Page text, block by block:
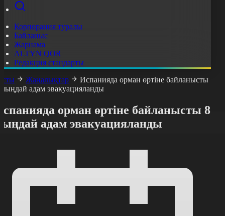
Корпорация туралы
Байланыс
Жарнама
ALTYN QOR
Редакция стандарты
Жаңалықтар
Испанияда орман өртіне байланысты
адам эвакуацияланды
орман өртіне байланысты 8
адам эвакуацияланды